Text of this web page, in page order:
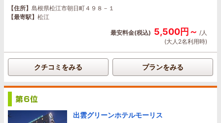
【住所】 島根県松江市朝日町４９８－１
【最寄駅】 松江
最安料金(税込) 5,500円～ /人
(大人2名利用時)
クチコミをみる プランをみる
出雲グリーンホテルモーリス